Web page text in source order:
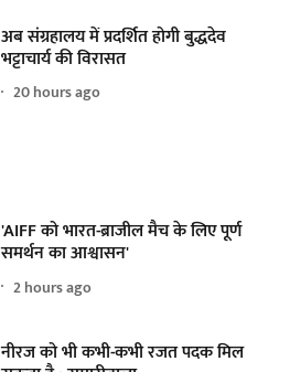
अब संग्रहालय में प्रदर्शित होगी बुद्धदेव
भट्टाचार्य की विरासत
20 hours ago
'AIFF को भारत-ब्राजील मैच के लिए पूर्ण
समर्थन का आश्वासन'
2 hours ago
नीरज को भी कभी-कभी रजत पदक मिल